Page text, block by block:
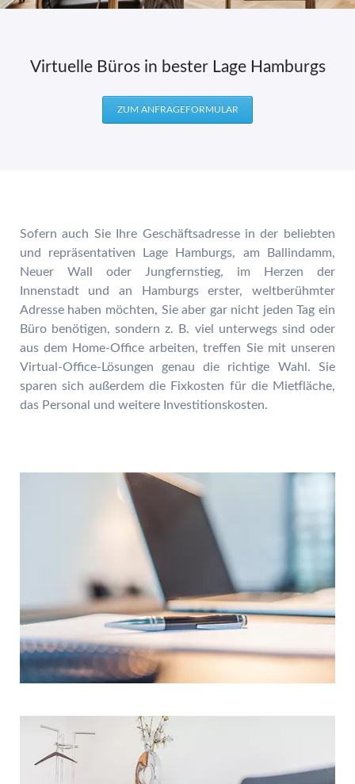
Virtuelle Büros in bester Lage Hamburgs
ZUM ANFRAGEFORMULAR
Sofern auch Sie Ihre Geschäftsadresse in der beliebten
und repräsentativen Lage Hamburgs, am Ballindamm,
Neuer Wall oder Jungfernstieg, im Herzen der
Innenstadt und an Hamburgs erster, weltberühmter
Adresse haben möchten, Sie aber gar nicht jeden Tag ein
Büro benötigen, sondern z. B. viel unterwegs sind oder
aus dem Home-Office arbeiten, treffen Sie mit unseren
Virtual-Office-Lösungen genau die richtige Wahl. Sie
sparen sich außerdem die Fixkosten für die Mietfläche,
das Personal und weitere Investitionskosten.